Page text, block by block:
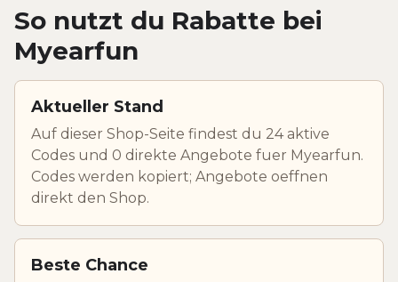
So nutzt du Rabatte bei
Myearfun
Aktueller Stand
Auf dieser Shop-Seite findest du 24 aktive
Codes und 0 direkte Angebote fuer Myearfun.
Codes werden kopiert; Angebote oeffnen
direkt den Shop.
Beste Chance